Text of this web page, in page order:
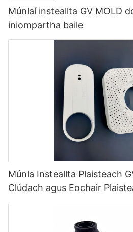
Múnlaí insteallta GV MOLD
iniompartha baile
Múnla Insteallta Plaisteach
Clúdach agus Eochair
Theilgeoirí